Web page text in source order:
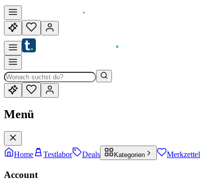
Menü
Home Testlabor Deals Kategorien Merkzettel
Account